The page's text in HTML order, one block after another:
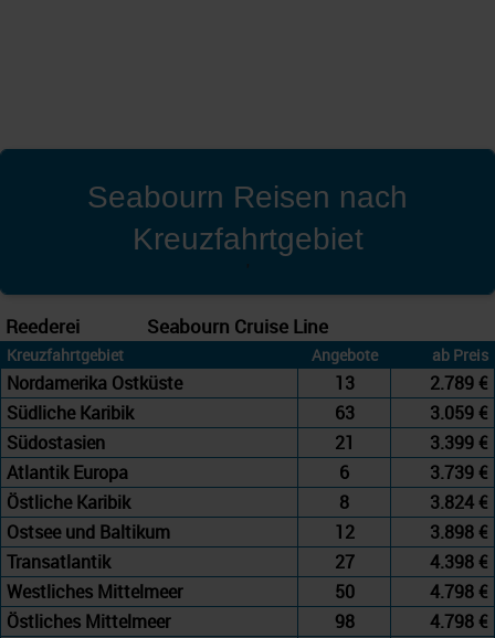
Seabourn Reisen nach
Kreuzfahrtgebiet
'
Reederei Seabourn Cruise Line
Kreuzfahrtgebiet Angebote ab Preis
Nordamerika Ostküste 13
2.789 €
Südliche Karibik
63
3.059 €
Südostasien
21
3.399 €
Atlantik Europa
6
3.739 €
Östliche Karibik
8
3.824 €
Ostsee und Baltikum
12
3.898 €
Transatlantik
27
4.398 €
Westliches Mittelmeer
50
4.798 €
Östliches Mittelmeer
98
4.798 €